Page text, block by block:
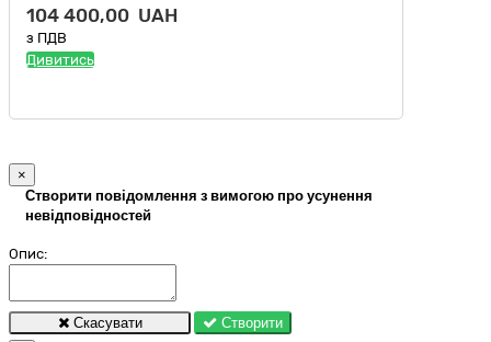
104 400,00 UAH
з ПДВ
Дивитись
×
Створити повідомлення з вимогою про усунення
невідповідностей
Опис:
Скасувати
Створити